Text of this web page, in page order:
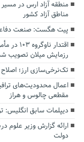
منطقه آزاد ارس در
مناطق آزاد کشور
پیت هگست: صنعت دفاعی
رزمایش میلان تصویب
تک‌نرخی‌سازی ارز؛
اعمال محدودیت‌های
مقطعی چالوس و هراز
دیپلمات سابق انگلیس:‌
ارائه گزارش وزیر علوم
دولت